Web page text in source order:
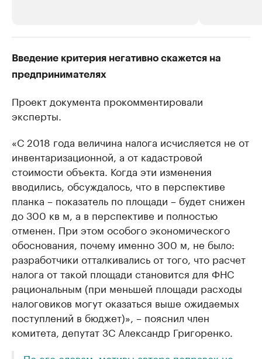
Крупные организации в
Найдите и проверьте данные в каталоге Посмотрите
Введение критерия негативно скажется на
предпринимателях
Проект документа прокомментировали
эксперты.
«С 2018 года величина налога исчисляется не от
инвентаризационной, а от кадастровой
стоимости объекта. Когда эти изменения
вводились, обсуждалось, что в перспективе
планка – показатель по площади – будет снижен
до 300 кв м, а в перспективе и полностью
отменен. При этом особого экономического
обоснования, почему именно 300 м, не было:
разработчики отталкивались от того, что расчет
налога от такой площади становится для ФНС
рациональным (при меньшей площади расходы
налоговиков могут оказаться выше ожидаемых
поступлений в бюджет)», – пояснил член
комитета, депутат ЗС Александр Григоренко.